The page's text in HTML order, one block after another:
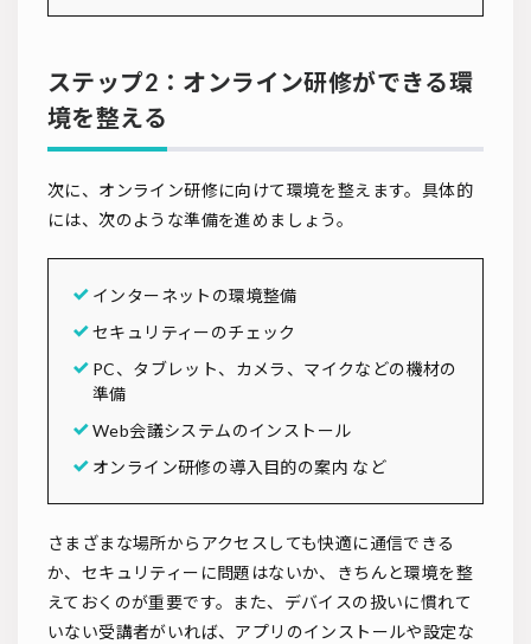
ステップ2：オンライン研修ができる環
境を整える
次に、オンライン研修に向けて環境を整えます。具体的
には、次のような準備を進めましょう。
インターネットの環境整備
セキュリティーのチェック
PC、タブレット、カメラ、マイクなどの機材の
準備
Web会議システムのインストール
オンライン研修の導入目的の案内 など
さまざまな場所からアクセスしても快適に通信できる
か、セキュリティーに問題はないか、きちんと環境を整
えておくのが重要です。また、デバイスの扱いに慣れて
いない受講者がいれば、アプリのインストールや設定な